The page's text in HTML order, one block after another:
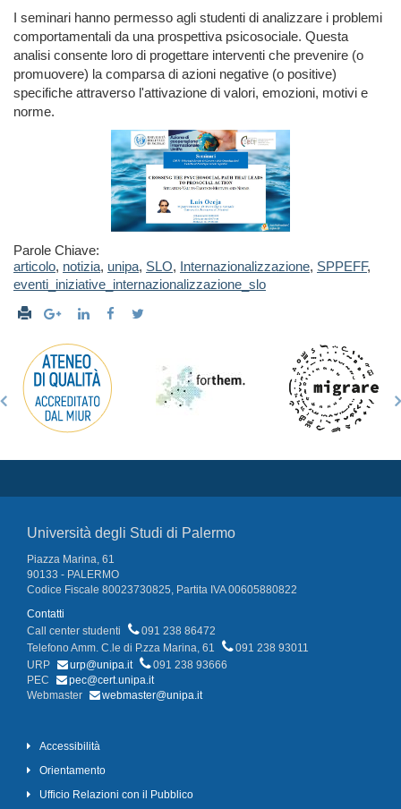
I seminari hanno permesso agli studenti di analizzare i problemi
comportamentali da una prospettiva psicosociale. Questa
analisi consente loro di progettare interventi che prevenire (o
promuovere) la comparsa di azioni negative (o positive)
specifiche attraverso l'attivazione di valori, emozioni, motivi e
norme.
Parole Chiave:
articolo, notizia, unipa, SLO, Internazionalizzazione, SPPEFF,
eventi_iniziative_internazionalizzazione_slo
Università degli Studi di Palermo
Piazza Marina, 61
90133 - PALERMO
Codice Fiscale 80023730825, Partita IVA 00605880822
Contatti
Call center studenti
091 238 86472
Telefono Amm. C.le di P.zza Marina, 61
091 238 93011
URP
urp@unipa.it
091 238 93666
PEC
pec@cert.unipa.it
Webmaster
webmaster@unipa.it
Accessibilità
Orientamento
Ufficio Relazioni con il Pubblico